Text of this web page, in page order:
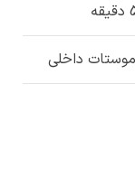
داخلی